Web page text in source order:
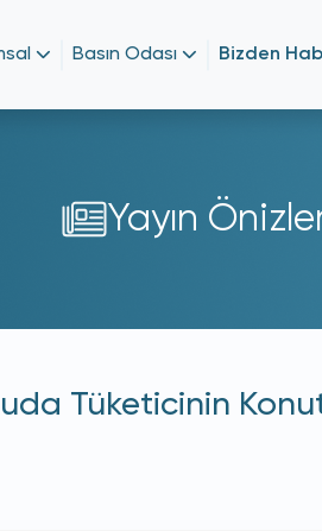
Basın Odası Bizden
Yayın
Tüketicinin